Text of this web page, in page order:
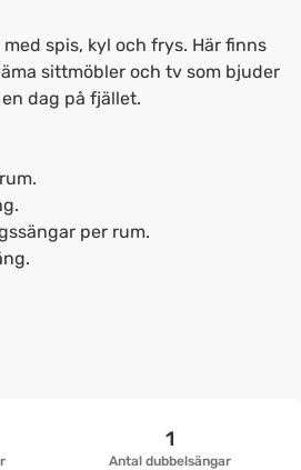
för
att
ändra
spis, kyl och frys. Här finns
sittmöbler och tv som bjuder
dag på fjället.
per rum.
Antal dubbelsängar
1